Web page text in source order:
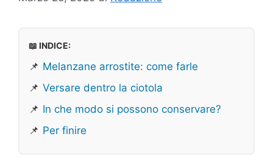
📖 INDICE:
📌 Melanzane arrostite: come farle
📌 Versare dentro la ciotola
📌 In che modo si possono conservare?
📌 Per finire